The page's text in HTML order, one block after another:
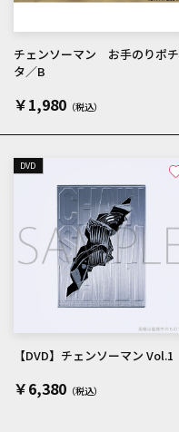
チェンソーマン お手のりポチ
タ／B
￥1,980
DVD
【DVD】チェンソーマン Vol.1
￥6,380